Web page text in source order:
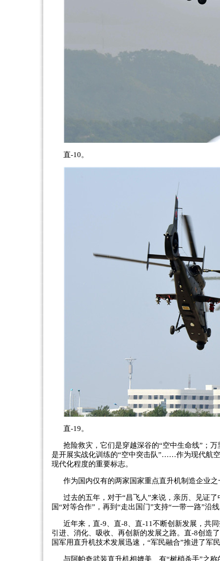
直-10。
直-19。
抢险救灾，它们是穿越深谷的“空中生命线”；
是开展实战化训练的“空中突击队”……作为现代航
现代化程度的重要标志。
作为国内仅有的两家国家重点直升机制造企业
过去的五年，对于“昌飞人”来说，亲历、见证
国“对等合作”，再到“走出国门”支持“一带一路”沿
近年来，直-9、直-8、直-11不断创新发展，共
引进、消化、吸收、再创新的发展之路。直-8创造
国军用直升机技术发展迅速，“军民融合”推进了军
与阿帕奇武装直升机相媲美、有“树梢杀手”之